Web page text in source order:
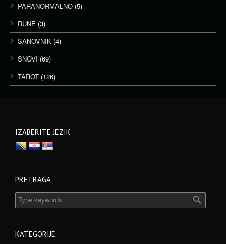
PARANORMALNO (5)
RUNE (3)
SANOVNIK (4)
SNOVI (69)
TAROT (126)
IZABERITE JEZIK
PRETRAGA
KATEGORIJE